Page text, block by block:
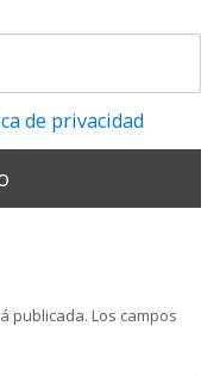
de privacidad
publicada. Los campos